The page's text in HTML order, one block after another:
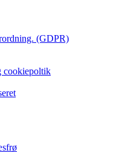
(GDPR)
cookiepoltik